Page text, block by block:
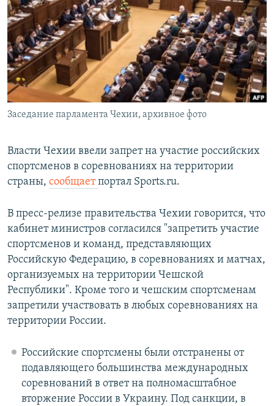
РАСПИСАНИЕ ВЕЩАНИЯ
ПОДПИШИТЕСЬ НА РАССЫЛКУ
СОЦИАЛЬНЫЕ СЕТИ
Все сайты РСЕ/РС
Заседание парламента Чехии, архивное фото
Власти Чехии ввели запрет на участие российских
спортсменов в соревнованиях на территории
страны, сообщаетпортал Sports.ru.
В пресс-релизе правительства Чехии говорится, что
кабинет министров согласился "запретить участие
спортсменов и команд, представляющих
Российскую Федерацию, в соревнованиях и матчах,
организуемых на территории Чешской
Республики". Кроме того и чешским спортсменам
запретили участвовать в любых соревнованиях на
территории России.
Российские спортсмены были отстранены от
подавляющего большинства международных
соревнований в ответ на полномасштабное
вторжение России в Украину. Под санкции, в